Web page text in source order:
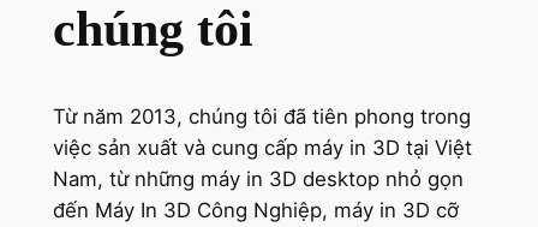
chúng tôi
Từ năm 2013, chúng tôi đã tiên phong trong
việc sản xuất và cung cấp máy in 3D tại Việt
Nam, từ những máy in 3D desktop nhỏ gọn
đến Máy In 3D Công Nghiệp, máy in 3D cỡ